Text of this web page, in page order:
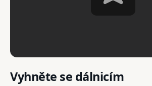
Vyhněte se dálnicím